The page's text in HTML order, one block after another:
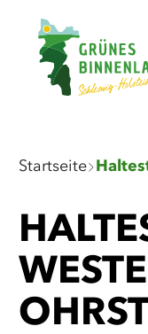
Sie
sind
Startseite